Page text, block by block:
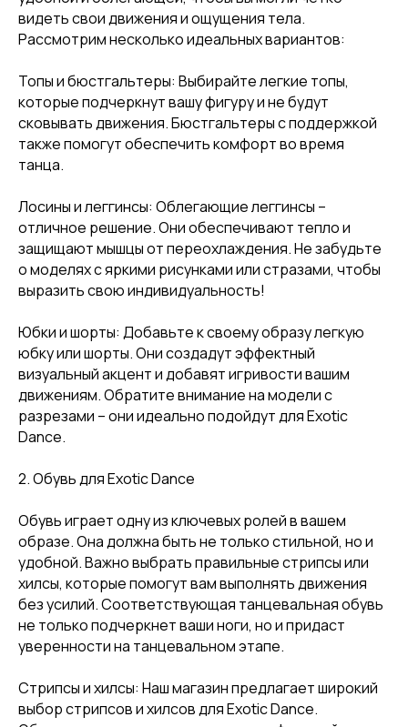
видеть свои движения и ощущения тела.
Рассмотрим несколько идеальных вариантов:
Топы и бюстгальтеры: Выбирайте легкие топы,
которые подчеркнут вашу фигуру и не будут
сковывать движения. Бюстгальтеры с поддержкой
также помогут обеспечить комфорт во время
танца.
Лосины и леггинсы: Облегающие леггинсы –
отличное решение. Они обеспечивают тепло и
защищают мышцы от переохлаждения. Не забудьте
о моделях с яркими рисунками или стразами, чтобы
выразить свою индивидуальность!
Юбки и шорты: Добавьте к своему образу легкую
юбку или шорты. Они создадут эффектный
визуальный акцент и добавят игривости вашим
движениям. Обратите внимание на модели с
разрезами – они идеально подойдут для Exotic
Dance.
2. Обувь для Exotic Dance
Обувь играет одну из ключевых ролей в вашем
образе. Она должна быть не только стильной, но и
удобной. Важно выбрать правильные стрипсы или
хилсы, которые помогут вам выполнять движения
без усилий. Соответствующая танцевальная обувь
не только подчеркнет ваши ноги, но и придаст
уверенности на танцевальном этапе.
Стрипсы и хилсы: Наш магазин предлагает широкий
выбор стрипсов и хилсов для Exotic Dance.